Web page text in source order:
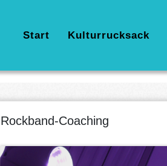
Hauptnavigation
Start Kulturrucksack
Rockband-Coaching